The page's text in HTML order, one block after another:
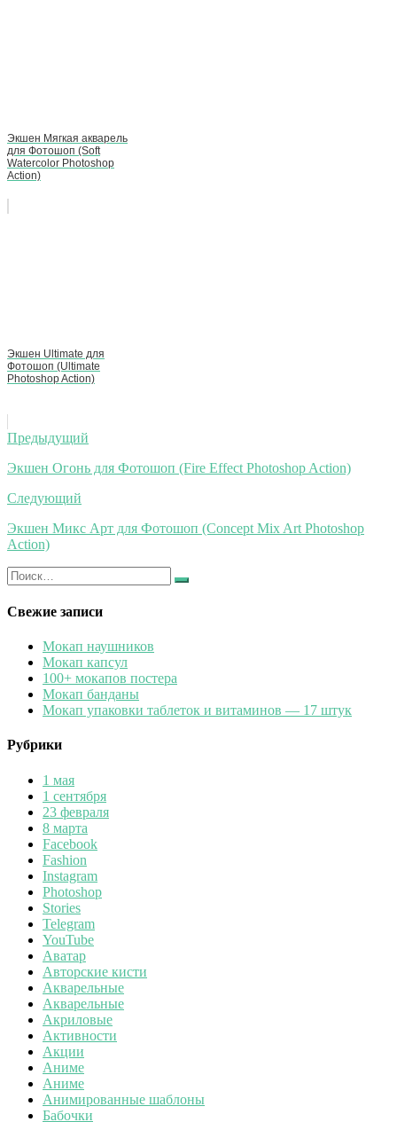
Экшен Мягкая акварель
для Фотошоп (Soft
Watercolor Photoshop
Action)
Экшен Ultimate для
Фотошоп (Ultimate
Photoshop Action)
Навигация
по
записям
Предыдущий
Экшен Огонь для Фотошоп (Fire Effect Photoshop Action)
Следующий
Экшен Микс Арт для Фотошоп (Concept Mix Art Photoshop
Action)
Искать:
Найти
Свежие записи
Мокап наушников
Мокап капсул
100+ мокапов постера
Мокап банданы
Мокап упаковки таблеток и витаминов — 17 штук
Рубрики
1 мая
1 сентября
23 февраля
8 марта
Facebook
Fashion
Instagram
Photoshop
Stories
Telegram
YouTube
Аватар
Авторские кисти
Акварельные
Акварельные
Акриловые
Активности
Акции
Аниме
Аниме
Анимированные шаблоны
Бабочки